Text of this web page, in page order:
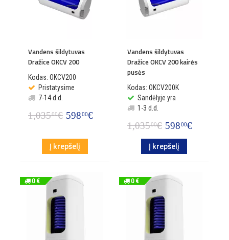
Vandens šildytuvas
Dražice OKCV 200
Kodas: OKCV200
Pristatysime
7-14 d.d.
1,03500€ 59800€
Į krepšelį
Vandens šildytuvas
Dražice OKCV 200 kairės
pusės
Kodas: OKCV200K
Sandėlyje yra
1-3 d.d.
1,03500€ 59800€
Į krepšelį
0 € 0 €